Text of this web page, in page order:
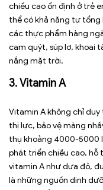
chiều cao ổn định ở trẻ
thể có khả năng tự
các thực phẩm hàng
cam quýt, súp lơ, khoai
nắng mặt trời.
3. Vitamin A
Vitamin A không chỉ
thị lực, bảo vệ màng
thụ khoảng 4000-5000
phát triển chiều cao, hỗ
vitamin A như dưa đỏ,
là những nguồn dinh